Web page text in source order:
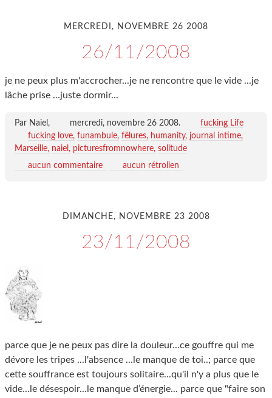
MERCREDI, NOVEMBRE 26 2008
26/11/2008
je ne peux plus m'accrocher...je ne rencontre que le vide ...je
lâche prise ...juste dormir...
Par Naiel, mercredi, novembre 26 2008.
fucking Life
fucking love funambule fêlures humanity journal intime
Marseille naiel picturesfromnowhere solitude
aucun commentaire
aucun rétrolien
DIMANCHE, NOVEMBRE 23 2008
23/11/2008
parce que je ne peux pas dire la douleur...ce gouffre qui me
dévore les tripes ...l'absence ...le manque de toi..; parce que
cette souffrance est toujours solitaire...qu'il n'y a plus que le
vide...le désespoir...le manque d’énergie... parce que "faire son